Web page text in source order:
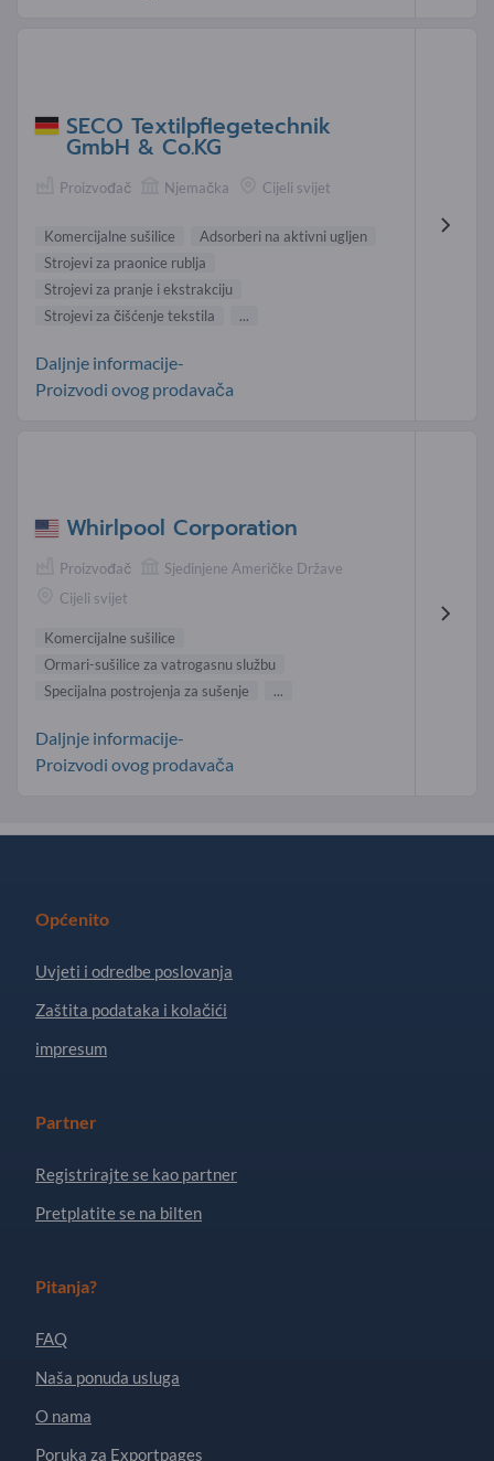
SECO Textilpflegetechnik
GmbH & Co.KG
Proizvođač Njemačka Cijeli svijet
Komercijalne sušilice
Adsorberi na aktivni ugljen
Strojevi za praonice rublja
Strojevi za pranje i ekstrakciju
Strojevi za čišćenje tekstila
...
Daljnje informacije-
Proizvodi ovog prodavača
Whirlpool Corporation
Proizvođač
Sjedinjene Američke Države
Cijeli svijet
Komercijalne sušilice
Ormari-sušilice za vatrogasnu službu
Specijalna postrojenja za sušenje
...
Daljnje informacije-
Proizvodi ovog prodavača
Općenito
Uvjeti i odredbe poslovanja
Zaštita podataka i kolačići
impresum
Partner
Registrirajte se kao partner
Pretplatite se na bilten
Pitanja?
FAQ
Naša ponuda usluga
O nama
Poruka za Exportpages